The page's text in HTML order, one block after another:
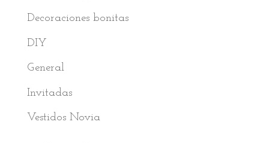
Decoraciones bonitas
DIY
General
Invitadas
Vestidos Novia